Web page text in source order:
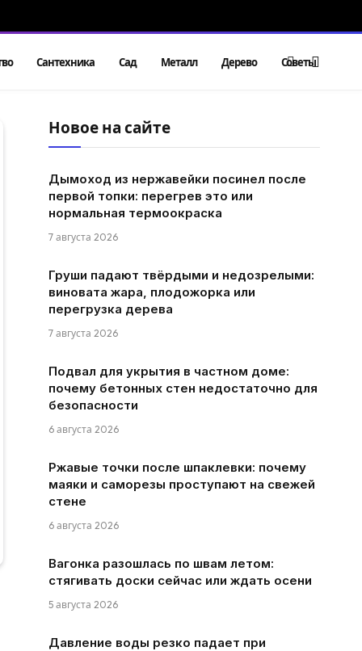
Сантехника Сад Металл Дерево Советы
Новое на сайте
Дымоход из нержавейки посинел после
первой топки: перегрев это или
нормальная термоокраска
7 августа 2026
Груши падают твёрдыми и недозрелыми:
виновата жара, плодожорка или
перегрузка дерева
7 августа 2026
Подвал для укрытия в частном доме:
почему бетонных стен недостаточно для
безопасности
6 августа 2026
Ржавые точки после шпаклевки: почему
маяки и саморезы проступают на свежей
стене
6 августа 2026
Вагонка разошлась по швам летом:
стягивать доски сейчас или ждать осени
5 августа 2026
Давление воды резко падает при